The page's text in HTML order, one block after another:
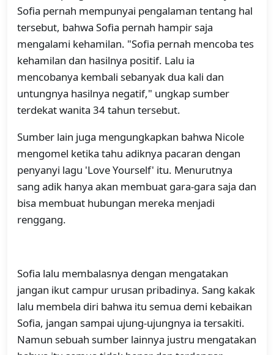
Sofia pernah mempunyai pengalaman tentang hal
tersebut, bahwa Sofia pernah hampir saja
mengalami kehamilan. "Sofia pernah mencoba tes
kehamilan dan hasilnya positif. Lalu ia
mencobanya kembali sebanyak dua kali dan
untungnya hasilnya negatif," ungkap sumber
terdekat wanita 34 tahun tersebut.
Sumber lain juga mengungkapkan bahwa Nicole
mengomel ketika tahu adiknya pacaran dengan
penyanyi lagu 'Love Yourself' itu. Menurutnya
sang adik hanya akan membuat gara-gara saja dan
bisa membuat hubungan mereka menjadi
renggang.
Sofia lalu membalasnya dengan mengatakan
jangan ikut campur urusan pribadinya. Sang kakak
lalu membela diri bahwa itu semua demi kebaikan
Sofia, jangan sampai ujung-ujungnya ia tersakiti.
Namun sebuah sumber lainnya justru mengatakan